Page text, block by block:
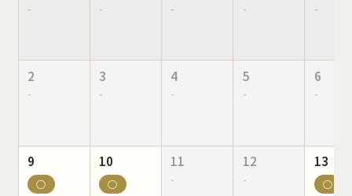
- - - - -
2
-
3
-
4
-
5
-
6
-
9
○
10
○
11
-
12
-
13
○